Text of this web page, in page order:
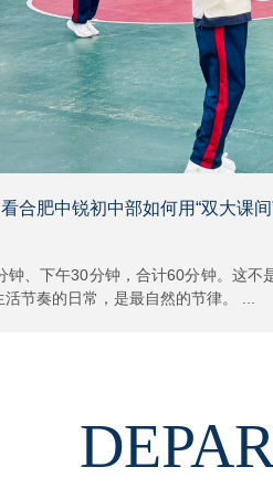
合肥中锐初中部如何用“双大课
钟、下午30分钟，合计60分钟。这不
活节奏的日常，是最自然的节律。 ...